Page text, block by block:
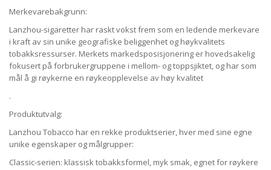
Merkevarebakgrunn:
Lanzhou-sigaretter har raskt vokst frem som en ledende merkevare
i kraft av sin unike geografiske beliggenhet og høykvalitets
tobakksressurser. Merkets markedsposisjonering er hovedsakelig
fokusert på forbrukergruppene i mellom- og toppsjiktet, og har som
mål å gi røykerne en røykeopplevelse av høy kvalitet
.
Produktutvalg:
Lanzhou Tobacco har en rekke produktserier, hver med sine egne
unike egenskaper og målgrupper:
Classic-serien: klassisk tobakksformel, myk smak, egnet for røykere